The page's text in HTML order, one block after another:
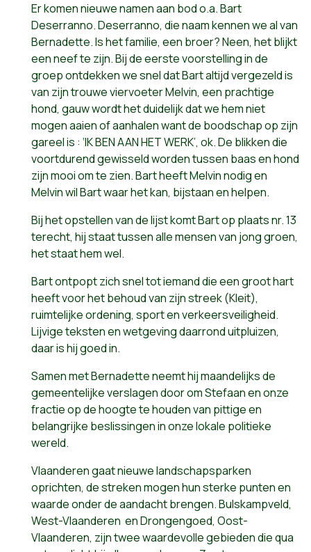
Er komen nieuwe namen aan bod o.a. Bart
Deserranno. Deserranno, die naam kennen we al van
Bernadette. Is het familie, een broer? Neen, het blijkt
een neef te zijn. Bij de eerste voorstelling in de
groep ontdekken we snel dat Bart altijd vergezeld is
van zijn trouwe viervoeter Melvin, een prachtige
hond, gauw wordt het duidelijk dat we hem niet
mogen aaien of aanhalen want de boodschap op zijn
gareel is : ‘IK BEN AAN HET WERK’, ok. De blikken die
voortdurend gewisseld worden tussen baas en hond
zijn mooi om te zien. Bart heeft Melvin nodig en
Melvin wil Bart waar het kan, bijstaan en helpen.
Bij het opstellen van de lijst komt Bart op plaats nr. 13
terecht, hij staat tussen alle mensen van jong groen,
het staat hem wel.
Bart ontpopt zich snel tot iemand die een groot hart
heeft voor het behoud van zijn streek (Kleit),
ruimtelijke ordening, sport en verkeersveiligheid.
Lijvige teksten enwetgeving daarrond uitpluizen,
daar is hij goed in.
Samen met Bernadette neemt hij maandelijks de
gemeentelijke verslagen door om Stefaan en onze
fractie op de hoogte te houden van pittige en
belangrijke beslissingen in onze lokale politieke
wereld.
Vlaanderen gaat nieuwe landschapsparken
oprichten, de streken mogen hun sterke punten en
waarde onder de aandacht brengen. Bulskampveld,
West-Vlaanderen en Drongengoed, Oost-
Vlaanderen, zijn twee waardevolle gebieden die qua